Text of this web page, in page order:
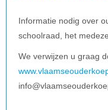
Informatie nodig over
schoolraad, het
We verwijzen u graag